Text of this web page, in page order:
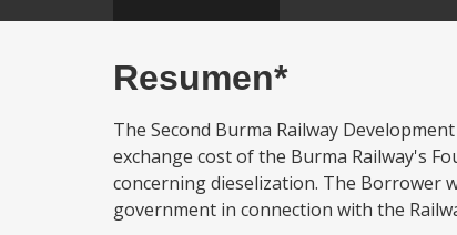
Resumen*
The Second Burma Railway
exchange cost of the Burma Railway's
concerning dieselization. The Borrower
government in connection with the